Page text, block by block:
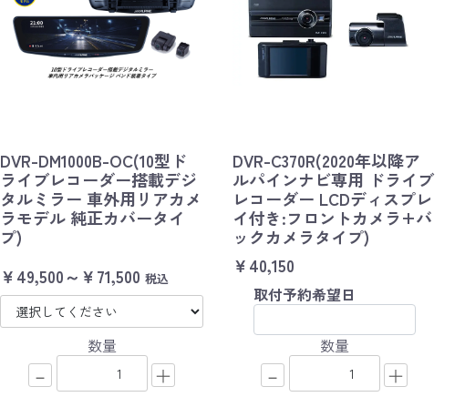
DVR-DM1000B-OC(10型ド
ライブレコーダー搭載デジ
タルミラー 車外用リアカメ
ラモデル 純正カバータイ
プ)
￥49,500～￥71,500税込
数量
－ ＋
DVR-C370R(2020年以降ア
ルパインナビ専用 ドライブ
レコーダー LCDディスプレ
イ付き:フロントカメラ+バ
ックカメラタイプ)
￥40,150
取付予約希望日
数量
－ ＋